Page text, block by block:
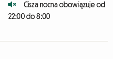
Cisza nocna obowiązuje od
22:00 do 8:00